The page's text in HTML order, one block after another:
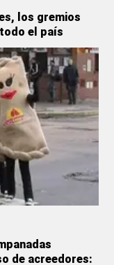
los gremios
el país
de acreedores: